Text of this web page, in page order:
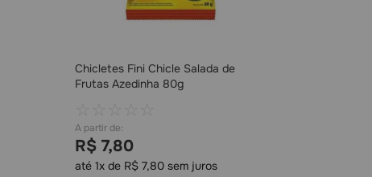
Chicletes Fini Chicle Salada de
Frutas Azedinha 80g
R$ 7,80
até1x de R$ 7,80 sem juros